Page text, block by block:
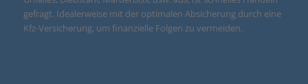
gefragt. Idealerweise mit der optimalen Absicherung durch eine
Kfz-Versicherung, um finanzielle Folgen zu vermeiden.